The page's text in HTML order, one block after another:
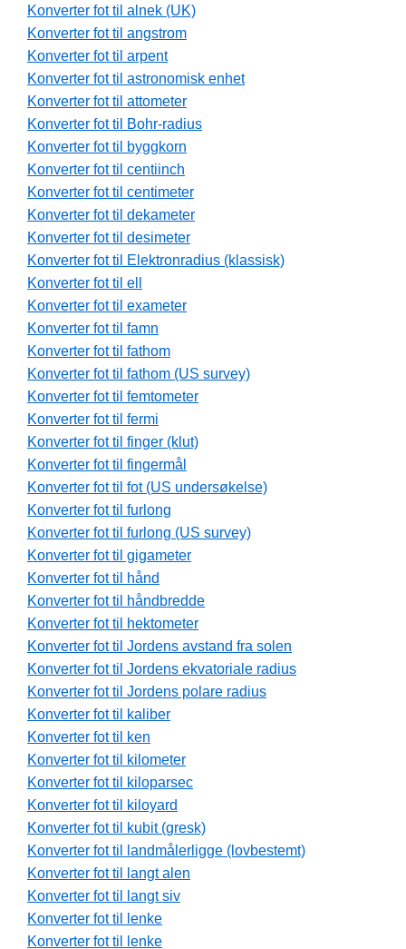
Konverter fot til alnek (UK)
Konverter fot til angstrom
Konverter fot til arpent
Konverter fot til astronomisk enhet
Konverter fot til attometer
Konverter fot til Bohr-radius
Konverter fot til byggkorn
Konverter fot til centiinch
Konverter fot til centimeter
Konverter fot til dekameter
Konverter fot til desimeter
Konverter fot til Elektronradius (klassisk)
Konverter fot til ell
Konverter fot til exameter
Konverter fot til famn
Konverter fot til fathom
Konverter fot til fathom (US survey)
Konverter fot til femtometer
Konverter fot til fermi
Konverter fot til finger (klut)
Konverter fot til fingermål
Konverter fot til fot (US undersøkelse)
Konverter fot til furlong
Konverter fot til furlong (US survey)
Konverter fot til gigameter
Konverter fot til hånd
Konverter fot til håndbredde
Konverter fot til hektometer
Konverter fot til Jordens avstand fra solen
Konverter fot til Jordens ekvatoriale radius
Konverter fot til Jordens polare radius
Konverter fot til kaliber
Konverter fot til ken
Konverter fot til kilometer
Konverter fot til kiloparsec
Konverter fot til kiloyard
Konverter fot til kubit (gresk)
Konverter fot til landmålerligge (lovbestemt)
Konverter fot til langt alen
Konverter fot til langt siv
Konverter fot til lenke
Konverter fot til lenke